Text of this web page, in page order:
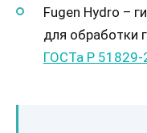
Fugen Hydro –
для обработки
ГОСТа Р 51829-